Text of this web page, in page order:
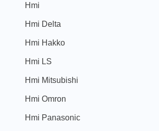
Hmi
Hmi Delta
Hmi Hakko
Hmi LS
Hmi Mitsubishi
Hmi Omron
Hmi Panasonic